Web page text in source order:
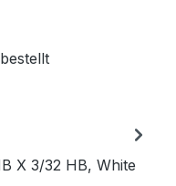
X 3/32 HB, White